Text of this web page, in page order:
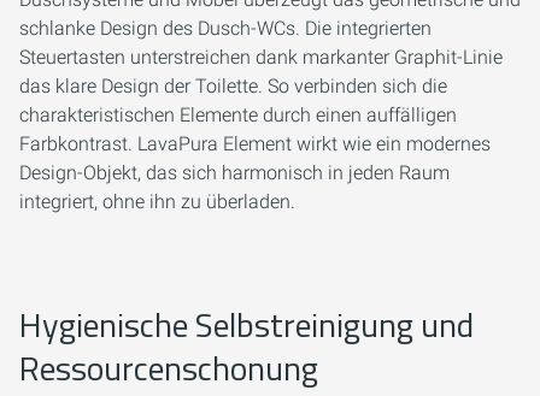
schlanke Design des Dusch-WCs. Die integrierten
Steuertasten unterstreichen dank markanter Graphit-Linie
das klare Design der Toilette. So verbinden sich die
charakteristischen Elemente durch einen auffälligen
Farbkontrast. LavaPura Element wirkt wie ein modernes
Design-Objekt, das sich harmonisch in jeden Raum
integriert, ohne ihn zu überladen.
Hygienische Selbstreinigung und
Ressourcenschonung